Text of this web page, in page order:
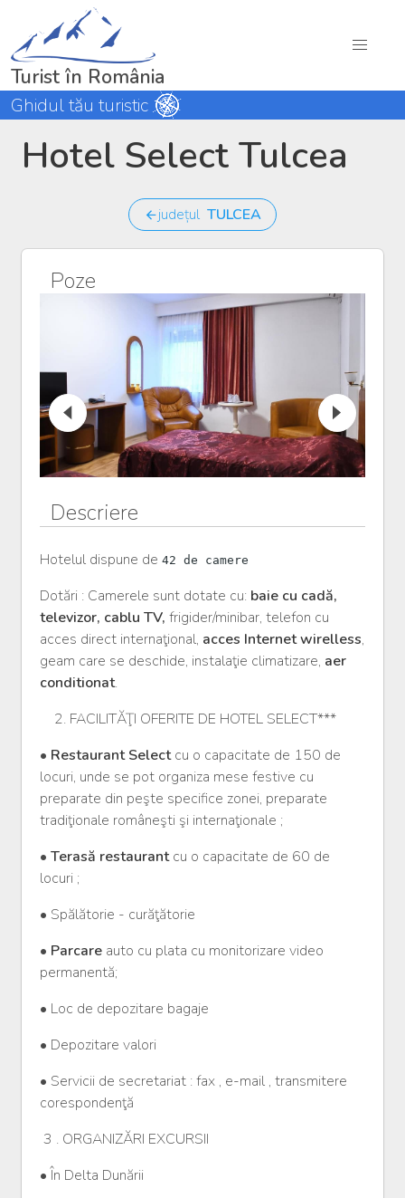
Turist în România
Ghidul tău turistic
Hotel Select Tulcea
județul TULCEA
Poze
Descriere
Hotelul dispune de 42 de camere
Dotări : Camerele sunt dotate cu: baie cu cadă,
televizor, cablu TV, frigider/minibar, telefon cu
acces direct internaţional, acces Internet wirelless,
geam care se deschide, instalaţie climatizare, aer
conditionat.
2. FACILITĂŢI OFERITE DE HOTEL SELECT***
• Restaurant Selectcu o capacitate de 150 de
locuri, unde se pot organiza mese festive cu
preparate din peşte specifice zonei, preparate
tradiţionale româneşti şi internaţionale ;
• Terasă restaurantcu o capacitate de 60 de
locuri ;
• Spălătorie - curăţătorie
• Parcare auto cu plata cu monitorizare video
permanentă;
• Loc de depozitare bagaje
• Depozitare valori
• Servicii de secretariat : fax , e-mail , transmitere
corespondenţă
3 . ORGANIZĂRI EXCURSII
• În Delta Dunării